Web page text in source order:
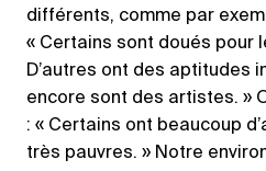
différents, comme par
« Certains sont doués pour
D’autres ont des aptitudes
encore sont des artistes. »
: « Certains ont beaucoup
très pauvres. » Notre